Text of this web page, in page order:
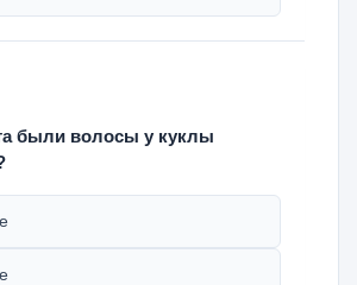
были волосы у куклы